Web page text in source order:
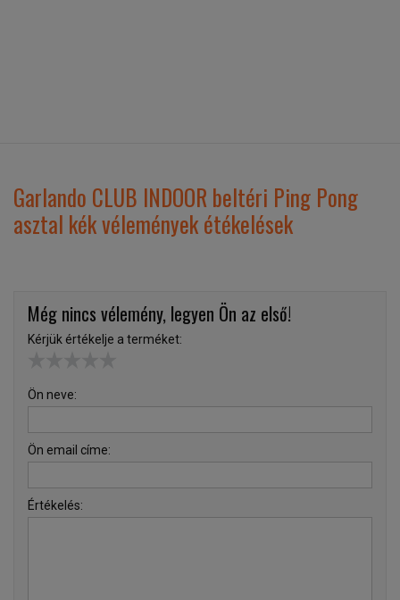
Garlando CLUB INDOOR beltéri Ping Pong
asztal kék vélemények étékelések
Még nincs vélemény, legyen Ön az első!
Kérjük értékelje a terméket:
Ön neve:
Ön email címe:
Értékelés: